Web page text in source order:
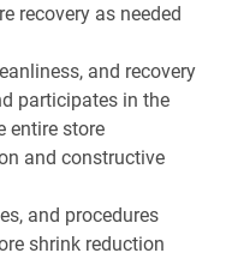
recovery as needed
and recovery
participates in the
entire store
and constructive
and procedures
shrink reduction